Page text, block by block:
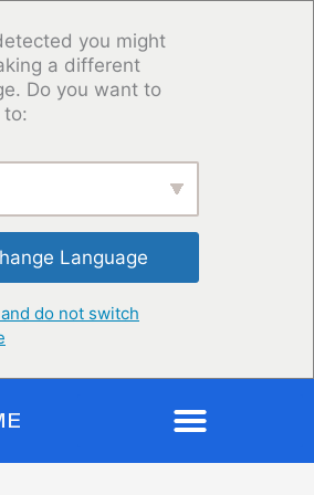
you might
a different
Do you want to
to:
Language
do not switch